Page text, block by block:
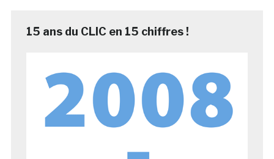
15 ans du CLIC en 15 chiffres !